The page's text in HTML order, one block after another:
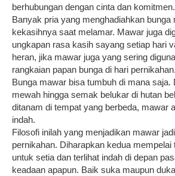
berhubungan dengan cinta dan komitmen.
Banyak pria yang menghadiahkan bunga
kekasihnya saat melamar. Mawar juga
ungkapan rasa kasih sayang setiap hari
heran, jika mawar juga yang sering
rangkaian papan bunga di hari pernikahan.
Bunga mawar bisa tumbuh di mana saja.
mewah hingga semak belukar di hutan
ditanam di tempat yang berbeda, mawar
indah.
Filosofi inilah yang menjadikan mawar
pernikahan. Diharapkan kedua
untuk setia dan terlihat indah di depan
keadaan apapun. Baik suka maupun